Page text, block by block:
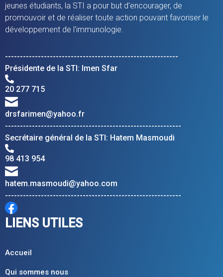
jeunes étudiants, la STI a pour but d'encourager, de
promouvoir et de réaliser toute action pouvant favoriser le
développement de l'immunologie.
----------------------------------------------------------
Présidente de la STI: Imen Sfar
20 277 715
drsfarimen@yahoo.fr
-----------------------------------------------------------
Secrétaire général de la STI: Hatem Masmoudi
98 413 954
hatem.masmoudi@yahoo.com
-----------------------------------------------------------
LIENS UTILES
Accueil
Qui sommes nous